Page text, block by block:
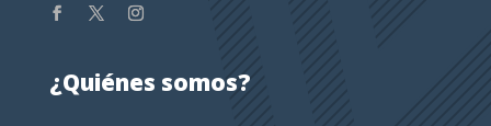
¿Quiénes somos?